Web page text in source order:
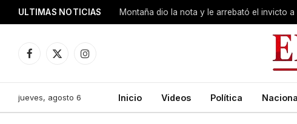
ULTIMAS NOTICIAS Montaña dio la nota y le arrebató el invicto a
Facebook
X
Instagram
jueves, agosto 6 Inicio Videos Política